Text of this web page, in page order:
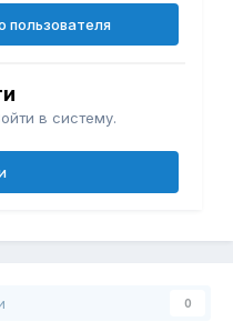
пользователя
в систему.
0